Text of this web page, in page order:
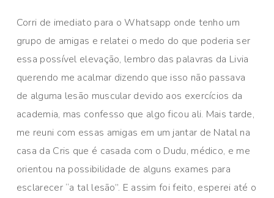
Corri de imediato para o Whatsapp onde tenho um
grupo de amigas e relatei o medo do que poderia ser
essa possível elevação, lembro das palavras da Livia
querendo me acalmar dizendo que isso não passava
de alguma lesão muscular devido aos exercícios da
academia, mas confesso que algo ficou ali. Mais tarde,
me reuni com essas amigas em um jantar de Natal na
casa da Cris que é casada com o Dudu, médico, e me
orientou na possibilidade de alguns exames para
esclarecer “a tal lesão”. E assim foi feito, esperei até o